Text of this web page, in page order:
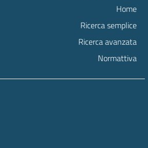
Home
Ricerca semplice
Ricerca avanzata
Normattiva